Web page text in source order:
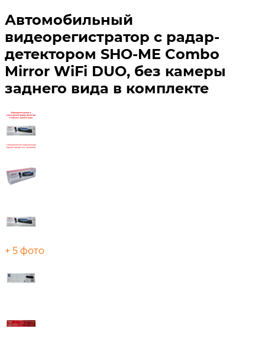
Автомобильный
видеорегистратор с радар-
детектором SHO-ME Combo
Mirror WiFi DUO, без камеры
заднего вида в комплекте
+ 5 фото